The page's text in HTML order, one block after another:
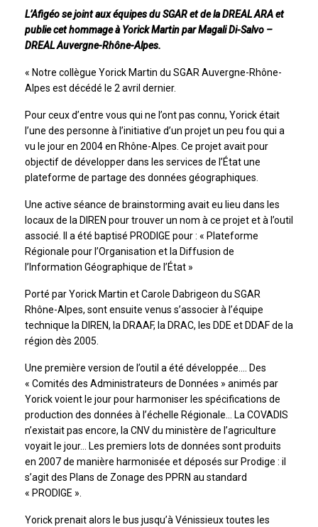
L’Afigéo se joint aux équipes du SGAR et de la DREAL ARA et
publie cet hommage à Yorick Martin par Magali Di-Salvo –
DREAL Auvergne-Rhône-Alpes.
« Notre collègue Yorick Martin du SGAR Auvergne-Rhône-
Alpes est décédé le 2 avril dernier.
Pour ceux d’entre vous qui ne l’ont pas connu, Yorick était
l’une des personne à l’initiative d’un projet un peu fou qui a
vu le jour en 2004 en Rhône-Alpes. Ce projet avait pour
objectif de développer dans les services de l’État une
plateforme de partage des données géographiques.
Une active séance de brainstorming avait eu lieu dans les
locaux de la DIREN pour trouver un nom à ce projet et à l’outil
associé. Il a été baptisé PRODIGE pour : « Plateforme
Régionale pour l’Organisation et la Diffusion de
l’Information Géographique de l’État »
Porté par Yorick Martin et Carole Dabrigeon du SGAR
Rhône-Alpes, sont ensuite venus s’associer à l’équipe
technique la DIREN, la DRAAF, la DRAC, les DDE et DDAF de la
région dès 2005.
Une première version de l’outil a été développée…. Des
« Comités des Administrateurs de Données » animés par
Yorick voient le jour pour harmoniser les spécifications de
production des données à l’échelle Régionale… La COVADIS
n’existait pas encore, la CNV du ministère de l’agriculture
voyait le jour… Les premiers lots de données sont produits
en 2007 de manière harmonisée et déposés sur Prodige : il
s’agit des Plans de Zonage des PPRN au standard
« PRODIGE ».
Yorick prenait alors le bus jusqu’à Vénissieux toutes les